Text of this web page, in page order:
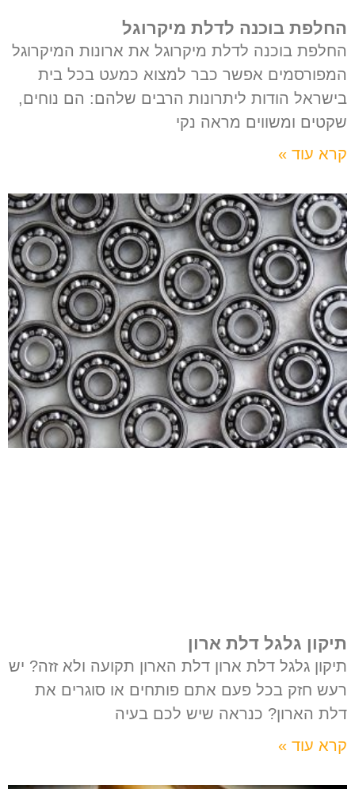
החלפת בוכנה לדלת מיקרוגל
החלפת בוכנה לדלת מיקרוגל את ארונות המיקרוגל
המפורסמים אפשר כבר למצוא כמעט בכל בית
בישראל הודות ליתרונות הרבים שלהם: הם נוחים,
שקטים ומשווים מראה נקי
קרא עוד »
תיקון גלגל דלת ארון
תיקון גלגל דלת ארון דלת הארון תקועה ולא זזה? יש
רעש חזק בכל פעם אתם פותחים או סוגרים את
דלת הארון? כנראה שיש לכם בעיה
קרא עוד »